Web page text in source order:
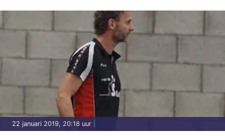
22 januari 2019, 20:18 uur